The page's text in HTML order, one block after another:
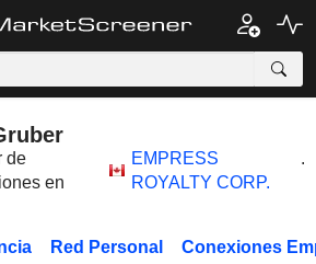
de
en
EMPRESS
ROYALTY CORP.
.
Red Personal Conexiones